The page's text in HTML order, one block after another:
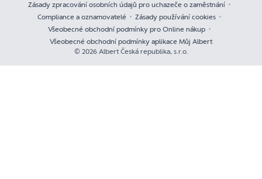
Zásady zpracování osobních údajů pro uchazeče o zaměstnání
Compliance a oznamovatelé
Zásady používání cookies
Všeobecné obchodní podmínky pro Online nákup
Všeobecné obchodní podmínky aplikace Můj Albert
© 2026 Albert Česká republika, s.r.o.